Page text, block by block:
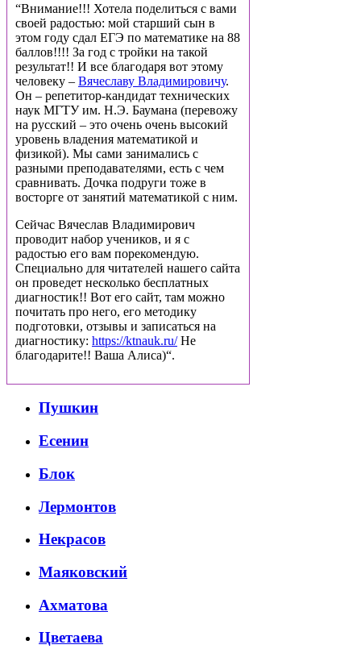
“Внимание!!! Хотела поделиться с вами
своей радостью: мой старший сын в
этом году сдал ЕГЭ по математике на 88
баллов!!!! За год с тройки на такой
результат!! И все благодаря вот этому
человеку – Вячеславу Владимировичу.
Он – репетитор-кандидат технических
наук МГТУ им. Н.Э. Баумана (перевожу
на русский – это очень очень высокий
уровень владения математикой и
физикой). Мы сами занимались с
разными преподавателями, есть с чем
сравнивать. Дочка подруги тоже в
восторге от занятий математикой с ним.
Сейчас Вячеслав Владимирович
проводит набор учеников, и я с
радостью его вам порекомендую.
Специально для читателей нашего сайта
он проведет несколько бесплатных
диагностик!! Вот его сайт, там можно
почитать про него, его методику
подготовки, отзывы и записаться на
диагностику: https://ktnauk.ru/Не
благодарите!! Ваша Алиса)“.
Пушкин
Есенин
Блок
Лермонтов
Некрасов
Маяковский
Ахматова
Цветаева